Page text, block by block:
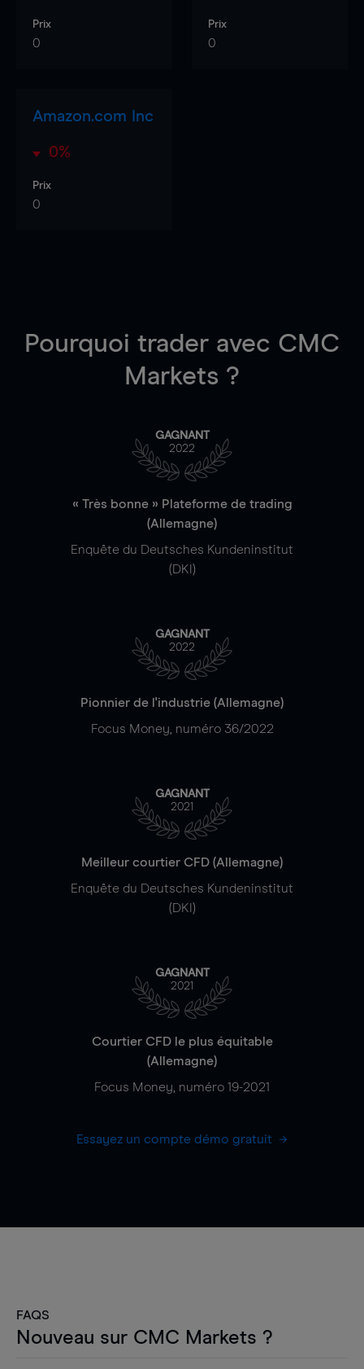
Prix
0
Prix
0
Amazon.com Inc
0%
Prix
0
Pourquoi trader avec CMC
Markets ?
GAGNANT
2022
« Très bonne » Plateforme de trading
(Allemagne)
Enquête du Deutsches Kundeninstitut
(DKI)
GAGNANT
2022
Pionnier de l'industrie (Allemagne)
Focus Money, numéro 36/2022
GAGNANT
2021
Meilleur courtier CFD (Allemagne)
Enquête du Deutsches Kundeninstitut
(DKI)
GAGNANT
2021
Courtier CFD le plus équitable
(Allemagne)
Focus Money, numéro 19-2021
Essayez un compte démo gratuit
FAQS
Nouveau sur CMC Markets ?